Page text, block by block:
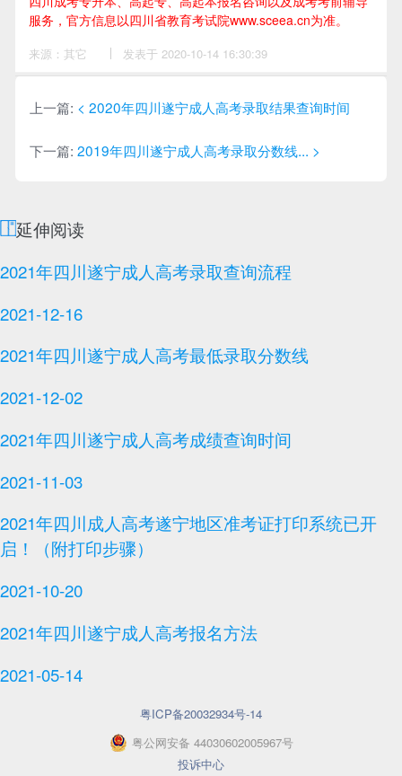
服务，官方信息以四川省教育考试院www.sceea.cn为准。
来源：其它
万
师
发表于 2020-10-14 16:30:39
上一篇: < 2020年四川遂宁成人高考录取结果查询时间
下一篇:2019年四川遂宁成人高考录取分数线... >
延伸阅读
2021年四川遂宁成人高考录取查询流程
2021-12-16
2021年四川遂宁成人高考最低录取分数线
2021-12-02
2021年四川遂宁成人高考成绩查询时间
2021-11-03
2021年四川成人高考遂宁地区准考证打印系统已开
启！（附打印步骤）
2021-10-20
2021年四川遂宁成人高考报名方法
2021-05-14
粤ICP备20032934号-14
粤公网安备 44030602005967号
投诉中心